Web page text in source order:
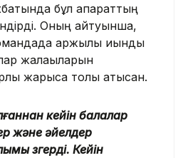
бұл ақпараттың
Оның айтуынша,
қаржылық қиындық
жалақыларын
жарысқа толық қатысқан.
кейін балалар
және әйелдер
өзгерді. Кейін